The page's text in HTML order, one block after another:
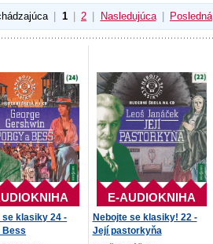
1 2 Nasledujúca Posledná
se klasiky 24 -
Bess
E-AUDIOKNIHA
Nebojte se klasiky! 22 -
Její pastorkyňa